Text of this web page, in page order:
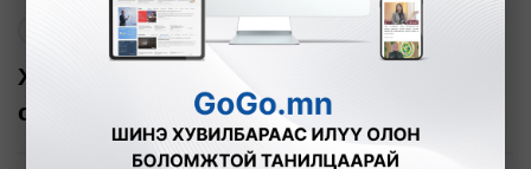
Хаваржилт хүндэрсэн аймгуудад 2.4
сая ам.долларын тусламж илгээв